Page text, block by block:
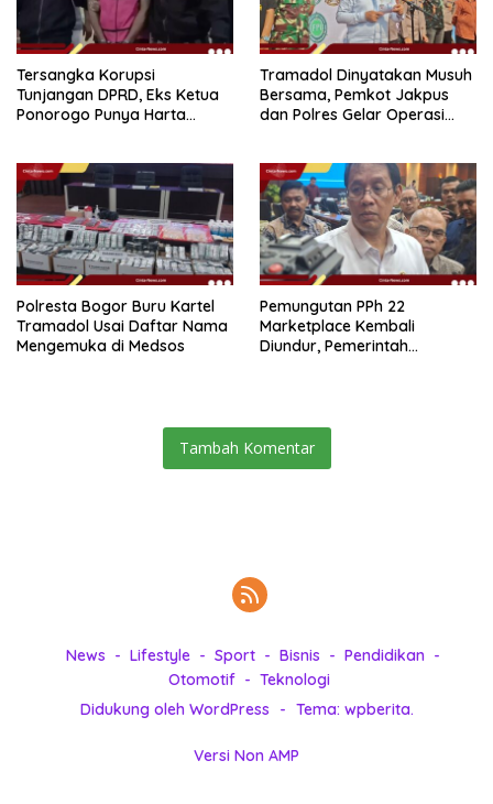
Tersangka Korupsi
Tunjangan DPRD, Eks Ketua
Ponorogo Punya Harta
Tramadol Dinyatakan Musuh
Bersama, Pemkot Jakpus
dan Polres Gelar Operasi
Polresta Bogor Buru Kartel
Tramadol Usai Daftar Nama
Mengemuka di Medsos
Pemungutan PPh 22
Marketplace Kembali
Diundur, Pemerintah
Tambah Komentar
News Lifestyle Sport Bisnis
Pendidikan
Otomotif
Teknologi
Didukung oleh WordPress
- Tema: wpberita.
Versi Non AMP